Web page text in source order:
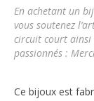
En achetant un
vous soutenez
circuit court ainsi
passionnés :
Ce bijoux est